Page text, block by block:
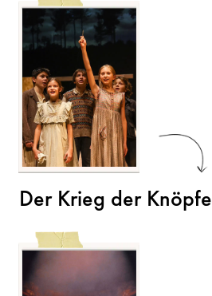
Der Krieg der Knöpfe